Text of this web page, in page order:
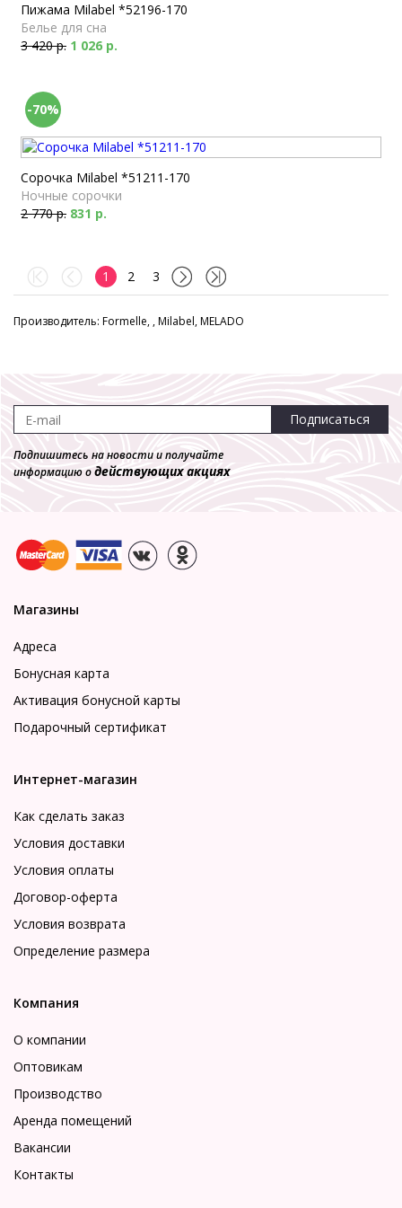
Пижама Milabel *52196-170
Белье для сна
3 420 р. 1 026 р.
-70%
Сорочка Milabel *51211-170
Ночные сорочки
2 770 р. 831 р.
1 2 3
Производитель: Formelle, , Milabel, MELADO
Подписаться
Подпишитесь на новости и получайте
информацию одействующих акциях
Магазины
Адреса
Бонусная карта
Активация бонусной карты
Подарочный сертификат
Интернет-магазин
Как сделать заказ
Условия доставки
Условия оплаты
Договор-оферта
Условия возврата
Определение размера
Компания
О компании
Оптовикам
Производство
Аренда помещений
Вакансии
Контакты